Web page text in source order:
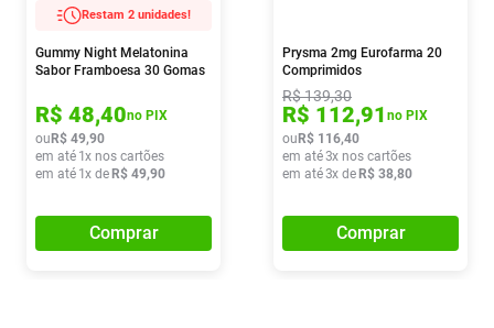
Restam 2 unidades!
Gummy Night Melatonina
Sabor Framboesa 30 Gomas
R$ 48,40no PIX
ou R$ 49,90
em até 1x nos cartões
em até 1x de R$ 49,90
Comprar
Prysma 2mg Eurofarma 20
Comprimidos
R$139,30
R$ 112,91 no PIX
ou R$ 116,40
em até3x nos cartões
em até3x de R$ 38,80
Comprar